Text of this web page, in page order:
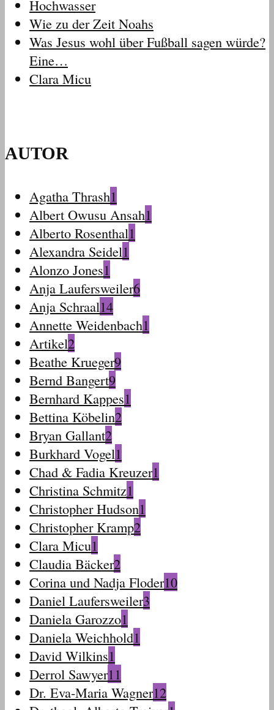
Hochwasser
Wie zu der Zeit Noahs
Was Jesus wohl über Fußball sagen würde?
Eine…
Clara Micu
AUTOR
Agatha Thrash1
Albert Owusu Ansah1
Alberto Rosenthal1
Alexandra Seidel1
Alonzo Jones1
Anja Laufersweiler6
Anja Schraal14
Annette Weidenbach1
Artikel2
Beathe Krueger9
Bernd Bangert9
Bernhard Kappes1
Bettina Köbelin2
Bryan Gallant2
Burkhard Vogel1
Chad & Fadia Kreuzer1
Christina Schmitz1
Christopher Hudson1
Christopher Kramp2
Clara Micu1
Claudia Bäcker2
Corina und Nadja Floder10
Daniel Laufersweiler3
Daniela Garozzo1
Daniela Weichhold1
David Wilkins1
Derrol Sawyer11
Dr. Eva-Maria Wagner12